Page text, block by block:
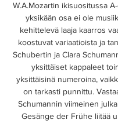
W.A.Mozartin ikisuositussa
yksikään osa ei ole
kehittelevä laaja kaarros
koostuvat variaatioista ja
Schubertin ja Clara
yksittäiset kappaleet
yksittäisinä numeroina,
on tarkasti punnittu.
Schumannin viimeinen
Gesänge der Frühe liitää